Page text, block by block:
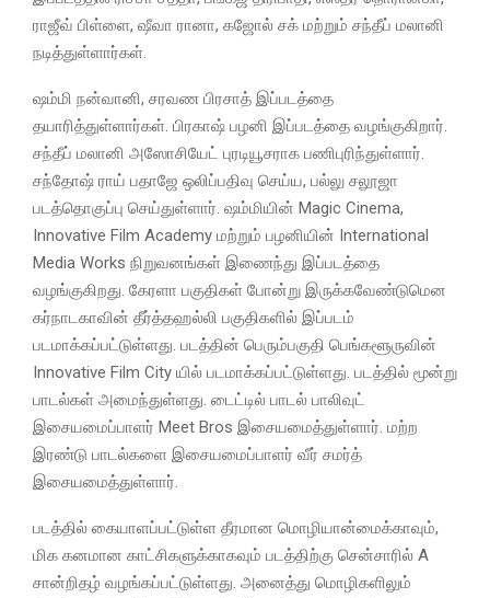
ராஜீவ் பிள்ளை, ஷீவா ரானா, கஜோல் சக் மற்றும் சந்தீப் மலானி
நடித்துள்ளார்கள்.
ஷம்மி நன்வானி, சரவண பிரசாத் இப்படத்தை
தயாரித்துள்ளார்கள். பிரகாஷ் பழனி இப்படத்தை வழங்குகிறார்.
சந்தீப் மலானி அஸோசியேட் புரடியூசராக பணிபுரிந்துள்ளார்.
சந்தோஷ் ராய் பதாஜே ஒலிப்பதிவு செய்ய, பல்லு சலூஜா
படத்தொகுப்பு செய்துள்ளார். ஷம்மியின் Magic Cinema,
Innovative Film Academy மற்றும் பழனியின் International
Media Works நிறுவனங்கள் இணைந்து இப்படத்தை
வழங்குகிறது. கேரளா பகுதிகள் போன்று இருக்கவேண்டுமென
கர்நாடகாவின் தீர்த்தஹல்லி பகுதிகளில் இப்படம்
படமாக்கப்பட்டுள்ளது. படத்தின் பெரும்பகுதி பெங்களூருவின்
Innovative Film City யில் படமாக்கப்பட்டுள்ளது. படத்தில் மூன்று
பாடல்கள் அமைந்துள்ளது. டைட்டில் பாடல் பாலிவுட்
இசையமைப்பாளர் Meet Bros இசையமைத்துள்ளார். மற்ற
இரண்டு பாடல்களை இசையமைப்பாளர் வீர் சமர்த்
இசையமைத்துள்ளார்.
படத்தில் கையாளப்பட்டுள்ள தீரமான மொழியான்மைக்காவும்,
மிக கனமான காட்சிகளுக்காகவும் படத்திற்கு சென்சாரில் A
சான்றிதழ் வழங்கப்பட்டுள்ளது. அனைத்து மொழிகளிலும்